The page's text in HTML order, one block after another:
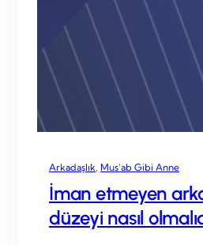
Arkadaşlık Mus’ab Gibi Anne
İman etmeyen
düzeyi nasıl